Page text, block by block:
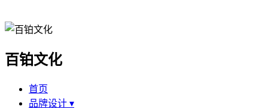
百铂文化
首页
品牌设计 ▾